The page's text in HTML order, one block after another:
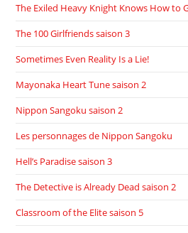
The Exiled Heavy Knight Knows How to
The 100 Girlfriends saison 3
Sometimes Even Reality Is a Lie!
Mayonaka Heart Tune saison 2
Nippon Sangoku saison 2
Les personnages de Nippon Sangoku
Hell’s Paradise saison 3
The Detective is Already Dead saison 2
Classroom of the Elite saison 5